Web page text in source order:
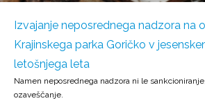
Izvajanje neposrednega nadzora na
Krajinskega parka Goričko v
letošnjega leta
Namen neposrednega nadzora ni le
ozaveščanje.